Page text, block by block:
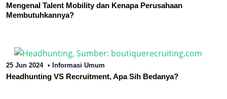
Mengenal Talent Mobility dan Kenapa Perusahaan
Membutuhkannya?
25 Jun 2024 • Informasi Umum
Headhunting VS Recruitment, Apa Sih Bedanya?